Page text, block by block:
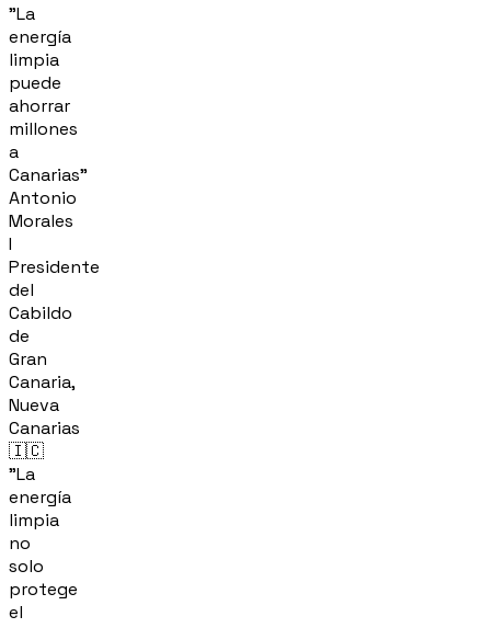
"La
energía
limpia
puede
ahorrar
millones
a
Canarias"
Antonio
Morales
I
Presidente
del
Cabildo
de
Gran
Canaria,
Nueva
Canarias
🇮🇨
"La
energía
limpia
no
solo
protege
el